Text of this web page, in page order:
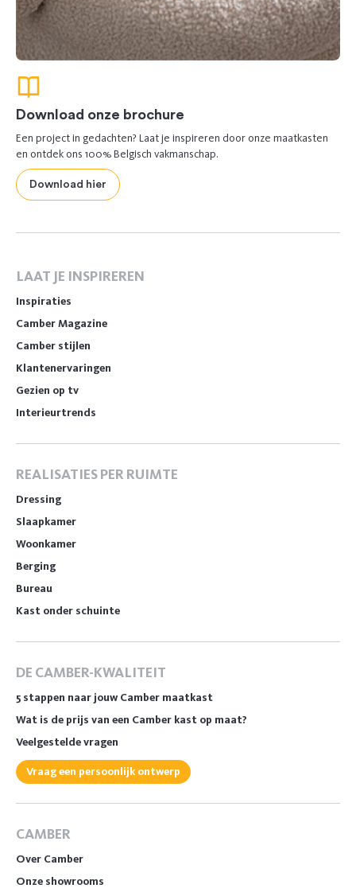
Download onze brochure
Een project in gedachten? Laat je inspireren door onze maatkasten
en ontdek ons 100% Belgisch vakmanschap.
Download hier
LAAT JE INSPIREREN
Inspiraties
Camber Magazine
Camber stijlen
Klantenervaringen
Gezien op tv
Interieurtrends
REALISATIES PER RUIMTE
Dressing
Slaapkamer
Woonkamer
Berging
Bureau
Kast onder schuinte
DE CAMBER-KWALITEIT
5 stappen naar jouw Camber maatkast
Wat is de prijs van een Camber kast op maat?
Veelgestelde vragen
Vraag een persoonlijk ontwerp
CAMBER
Over Camber
Onze showrooms